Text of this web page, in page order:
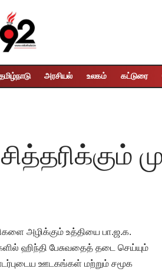
அரசியல் உலகம் கட்டுரை
அழிக்கும் உத்தியை பா.ஜ.க.
ஹிந்தி பேசுவதைத் தடை செய்யும்
ஊடகங்கள் மற்றும் சமூக